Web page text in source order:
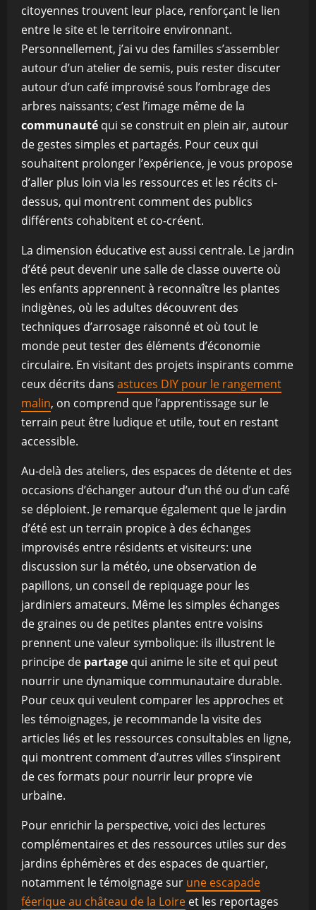
citoyennes trouvent leur place, renforçant le lien
entre le site et le territoire environnant.
Personnellement, j’ai vu des familles s’assembler
autour d’un atelier de semis, puis rester discuter
autour d’un café improvisé sous l’ombrage des
arbres naissants; c’est l’image même de la
communauté qui se construit en plein air, autour
de gestes simples et partagés. Pour ceux qui
souhaitent prolonger l’expérience, je vous propose
d’aller plus loin via les ressources et les récits ci-
dessus, qui montrent comment des publics
différents cohabitent et co-créent.
La dimension éducative est aussi centrale. Le jardin
d’été peut devenir une salle de classe ouverte où
les enfants apprennent à reconnaître les plantes
indigènes, où les adultes découvrent des
techniques d’arrosage raisonné et où tout le
monde peut tester des éléments d’économie
circulaire. En visitant des projets inspirants comme
ceux décrits dans astuces DIY pour le rangement
malin, on comprend que l’apprentissage sur le
terrain peut être ludique et utile, tout en restant
accessible.
Au-delà des ateliers, des espaces de détente et des
occasions d’échanger autour d’un thé ou d’un café
se déploient. Je remarque également que le jardin
d’été est un terrain propice à des échanges
improvisés entre résidents et visiteurs: une
discussion sur la météo, une observation de
papillons, un conseil de repiquage pour les
jardiniers amateurs. Même les simples échanges
de graines ou de petites plantes entre voisins
prennent une valeur symbolique: ils illustrent le
principe de partage qui anime le site et qui peut
nourrir une dynamique communautaire durable.
Pour ceux qui veulent comparer les approches et
les témoignages, je recommande la visite des
articles liés et les ressources consultables en ligne,
qui montrent comment d’autres villes s’inspirent
de ces formats pour nourrir leur propre vie
urbaine.
Pour enrichir la perspective, voici des lectures
complémentaires et des ressources utiles sur des
jardins éphémères et des espaces de quartier,
notamment le témoignage sur une escapade
féerique au château de la Loire et les reportages